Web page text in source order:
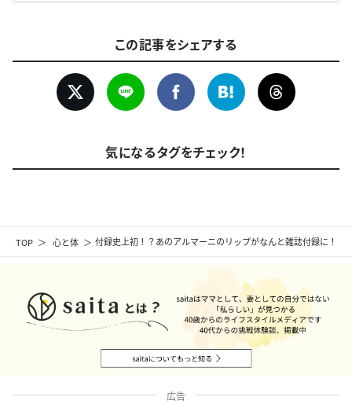
TOP 心と体 付録史上初！？あのアルマーニのリップがなんと雑誌付録に！
この記事をシェアする
気になるタグをチェック！
広告